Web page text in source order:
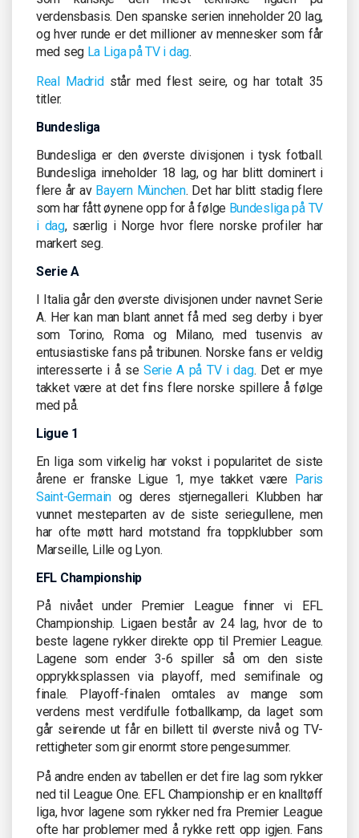
verdensbasis. Den spanske serien inneholder 20 lag,
og hver runde er det millioner av mennesker som får
med seg La Liga på TV i dag.
Real Madridstår med flest seire, og har totalt 35
titler.
Bundesliga
Bundesliga er den øverste divisjonen i tysk fotball.
Bundesliga inneholder 18 lag, og har blitt dominert i
flere år av Bayern München. Det har blitt stadig flere
som har fått øynene opp for å følge Bundesliga på TV
i dag, særlig i Norge hvor flere norske profiler har
markert seg.
Serie A
I Italia går den øverste divisjonen under navnet Serie
A. Her kan man blant annet få med seg derby i byer
som Torino, Roma og Milano, med tusenvis av
entusiastiske fans på tribunen. Norske fans er veldig
interesserte i å seSerie A på TV i dag. Det er mye
takket være at det fins flere norske spillere å følge
med på.
Ligue 1
En liga som virkelig har vokst i popularitet de siste
årene er franske Ligue 1, mye takket være Paris
Saint-Germain og deres stjernegalleri. Klubben har
vunnet mesteparten av de siste seriegullene, men
har ofte møtt hard motstand fra toppklubber som
Marseille, Lille og Lyon.
EFL Championship
På nivået under Premier League finner vi EFL
Championship. Ligaen består av 24 lag, hvor de to
beste lagene rykker direkte opp til Premier League.
Lagene som ender 3-6 spiller så om den siste
opprykksplassen via playoff, med semifinale og
finale. Playoff-finalen omtales av mange som
verdens mest verdifulle fotballkamp, da laget som
går seirende ut får en billett til øverste nivå og TV-
rettigheter som gir enormt store pengesummer.
På andre enden av tabellen er det fire lag som rykker
ned til League One. EFL Championship er en knalltøff
liga, hvor lagene som rykker ned fra Premier League
ofte har problemer med å rykke rett opp igjen. Fans